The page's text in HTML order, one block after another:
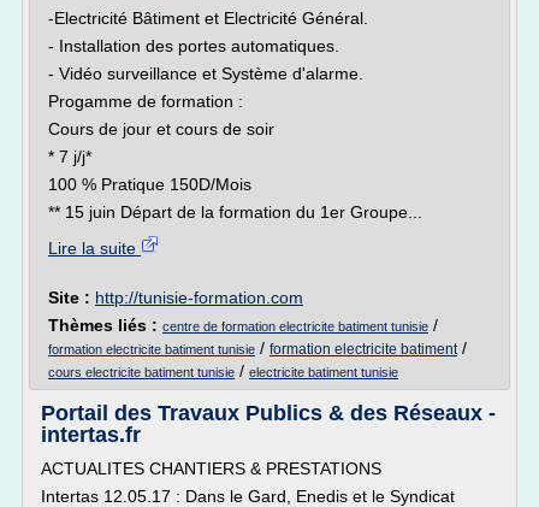
-Electricité Bâtiment et Electricité Général.
- Installation des portes automatiques.
- Vidéo surveillance et Système d'alarme.
Progamme de formation :
Cours de jour et cours de soir
* 7 j/j*
100 % Pratique 150D/Mois
** 15 juin Départ de la formation du 1er Groupe...
Lire la suite
Site : http://tunisie-formation.com
Thèmes liés : centre de formation electricite batiment tunisie /
formation electricite batiment tunisie / formation electricite batiment/
cours electricite batiment tunisie / electricite batiment tunisie
Portail des Travaux Publics & des Réseaux -
intertas.fr
ACTUALITES CHANTIERS & PRESTATIONS
Intertas 12.05.17 : Dans le Gard, Enedis et le Syndicat